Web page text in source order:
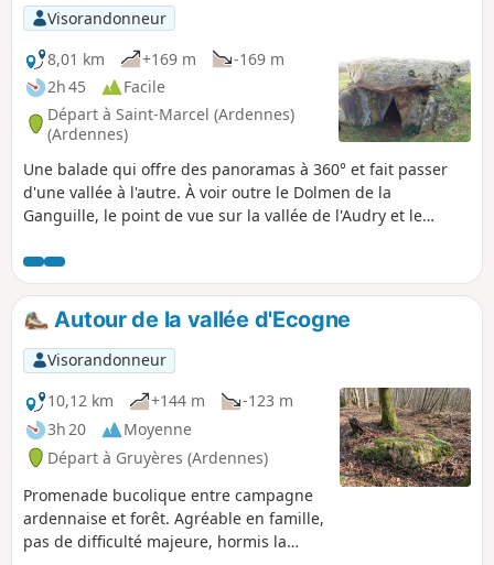
Visorandonneur
8,01 km
+169 m
-169 m
2h 45
Facile
Départ à Saint-Marcel (Ardennes)
(Ardennes)
Une balade qui offre des panoramas à 360° et fait passer
d'une vallée à l'autre. À voir outre le Dolmen de la
Ganguille, le point de vue sur la vallée de l'Audry et le
Autour de la vallée d'Ecogne
Visorandonneur
10,12 km
+144 m
-123 m
3h 20
Moyenne
Départ à Gruyères (Ardennes)
Promenade bucolique entre campagne
ardennaise et forêt. Agréable en famille,
pas de difficulté majeure, hormis la